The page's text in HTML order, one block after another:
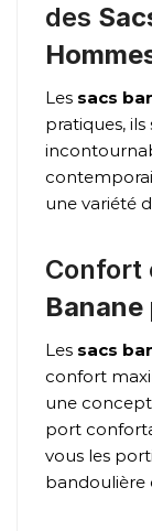
des
Les sacs
pratiques,
une variété
Confort
Banane
Les sacs
confort
une
port
vous les
bandoulière